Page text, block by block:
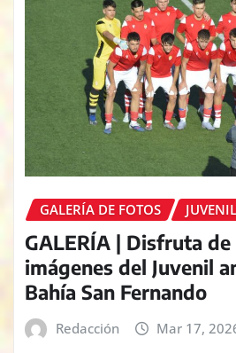
GALERÍA DE FOTOS JUVENIL
GALERÍA | Disfruta
imágenes del Juvenil
Bahía San Fernando
Redacción Mar 17,